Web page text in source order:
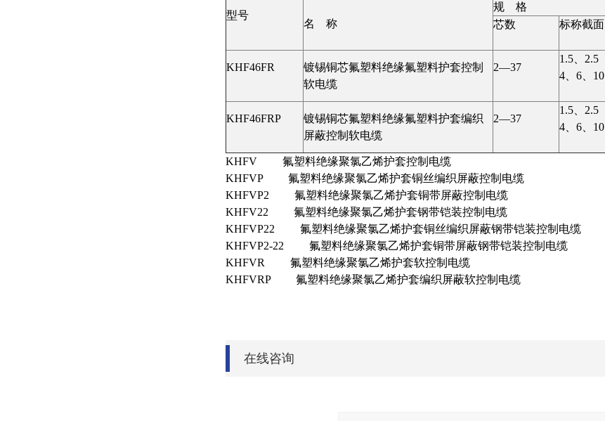
型号
名 称
规 格
芯数
标称截面
KHF46FR 镀锡铜芯氟塑料绝缘氟塑料护套控制
软电缆
2—37
1.5、2.5
4、6、10
KHF46FRP 镀锡铜芯氟塑料绝缘氟塑料护套编织
屏蔽控制软电缆
2—37
1.5、2.5
4、6、10
KHFV 氟塑料绝缘聚氯乙烯护套控制电缆
KHFVP 氟塑料绝缘聚氯乙烯护套铜丝编织屏蔽控制电缆
KHFVP2 氟塑料绝缘聚氯乙烯护套铜带屏蔽控制电缆
KHFV22 氟塑料绝缘聚氯乙烯护套钢带铠装控制电缆
KHFVP22 氟塑料绝缘聚氯乙烯护套铜丝编织屏蔽钢带铠装控制电缆
KHFVP2-22 氟塑料绝缘聚氯乙烯护套铜带屏蔽钢带铠装控制电缆
KHFVR 氟塑料绝缘聚氯乙烯护套软控制电缆
KHFVRP 氟塑料绝缘聚氯乙烯护套编织屏蔽软控制电缆
在线咨询